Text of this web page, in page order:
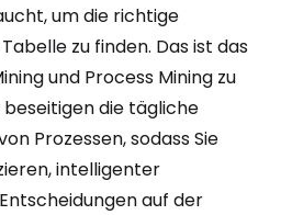
um die richtige
zu finden. Das ist das
und Process Mining zu
beseitigen die tägliche
Prozessen, sodass Sie
intelligenter
auf der